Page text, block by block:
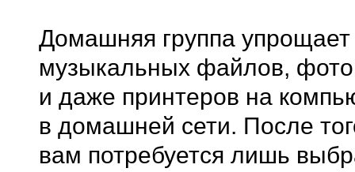
Домашняя группа
музыкальных файлов,
и даже принтеров на
в домашней сети. После
вам потребуется лишь